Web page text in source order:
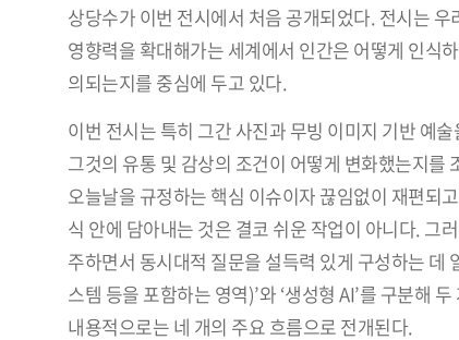
상당수가 이번 전시에서 처음 공개되었다. 전시는
영향력을 확대해가는 세계에서 인간은 어떻게 인식
의되는지를 중심에 두고 있다.
이번 전시는 특히 그간 사진과 무빙 이미지 기반 예
그것의 유통 및 감상의 조건이 어떻게 변화했는지를
오늘날을 규정하는 핵심 이슈이자 끊임없이 재편되
식 안에 담아내는 것은 결코 쉬운 작업이 아니다. 그
주하면서 동시대적 질문을 설득력 있게 구성하는 데
스템 등을 포함하는 영역)’와 ‘생성형 AI’를 구분해
내용적으로는 네 개의 주요 흐름으로 전개된다.